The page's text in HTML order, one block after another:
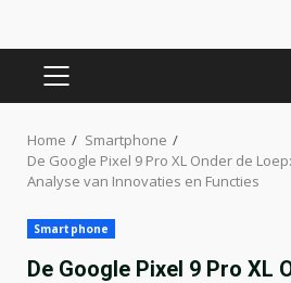
PRIMARY
Home
Smartphone
De Google Pixel 9 Pro XL Onder de
Analyse van Innovaties en Functies
Smartphone
De Google Pixel 9 Pro XL